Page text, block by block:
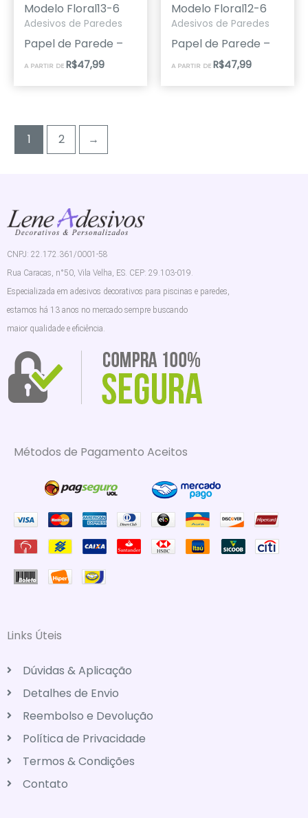
Modelo Floral13-6
Adesivos de Paredes
Papel de Parede –
A PARTIR DE R$47,99
Modelo Floral12-6
Adesivos de Paredes
Papel de Parede –
A PARTIR DE R$47,99
1 2 →
CNPJ: 22.172.361/0001-58
Rua Caracas, n°50, Vila Velha, ES. CEP: 29.103-019.
Especializada em adesivos decorativos para piscinas e paredes,
estamos há 13 anos no mercado sempre buscando
maior qualidade e eficiência.
Métodos de Pagamento Aceitos
Links Úteis
Dúvidas & Aplicação
Detalhes de Envio
Reembolso e Devolução
Política de Privacidade
Termos & Condições
Contato